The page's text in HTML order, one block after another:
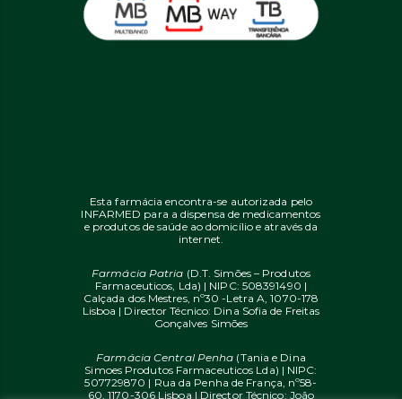
Esta farmácia encontra-se autorizada pelo
INFARMED para a dispensa de medicamentos
e produtos de saúde ao domicílio e através da
internet.
Farmácia Patria (D.T. Simões – Produtos
Farmaceuticos, Lda) | NIPC: 508391490 |
Calçada dos Mestres, nº30 -Letra A, 1070-178
Lisboa | Director Técnico: Dina Sofia de Freitas
Gonçalves Simões
Farmácia Central Penha (Tania e Dina
Simoes Produtos Farmaceuticos Lda) | NIPC:
507729870 | Rua da Penha de França, nº58-
60, 1170-306 Lisboa | Director Técnico: João